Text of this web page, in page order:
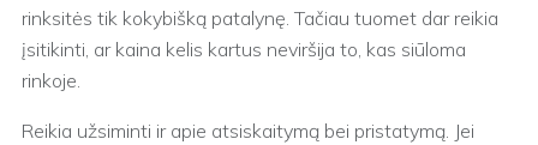
rinksitės tik kokybišką patalynę. Tačiau tuomet dar reikia
įsitikinti, ar kaina kelis kartus neviršija to, kas siūloma
rinkoje.
Reikia užsiminti ir apie atsiskaitymą bei pristatymą. Jei